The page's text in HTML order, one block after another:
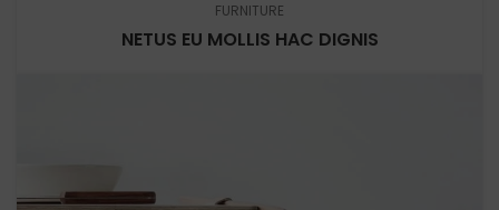
FURNITURE
NETUS EU MOLLIS HAC DIGNIS